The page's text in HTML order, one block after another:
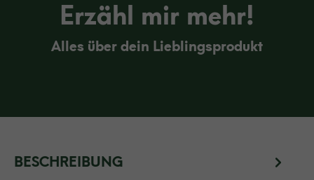
Erzähl mir mehr!
Alles über dein Lieblingsprodukt
BESCHREIBUNG